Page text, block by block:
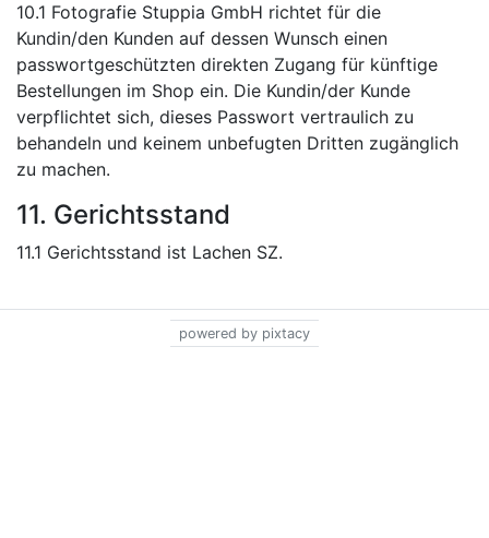
10.1 Fotografie Stuppia GmbH richtet für die
Kundin/den Kunden auf dessen Wunsch einen
passwortgeschützten direkten Zugang für künftige
Bestellungen im Shop ein. Die Kundin/der Kunde
verpflichtet sich, dieses Passwort vertraulich zu
behandeln und keinem unbefugten Dritten zugänglich
zu machen.
11. Gerichtsstand
11.1 Gerichtsstand ist Lachen SZ.
powered by pixtacy